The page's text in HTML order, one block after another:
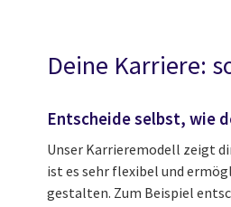
Deine Karriere:
Entscheide selbst, wie
Unser Karrieremodell zeigt
ist es sehr flexibel und
gestalten. Zum Beispiel